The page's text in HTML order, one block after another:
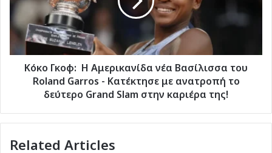
νέα
Βασίλισσα
του
Roland
Garros
Kατέκτησε
το
Grand
Κόκο Γκοφ: Η Αμερικανίδα νέα Βασίλισσα του
Roland Garros - Kατέκτησε με ανατροπή το
δεύτερο Grand Slam στην καριέρα της!
Related Articles